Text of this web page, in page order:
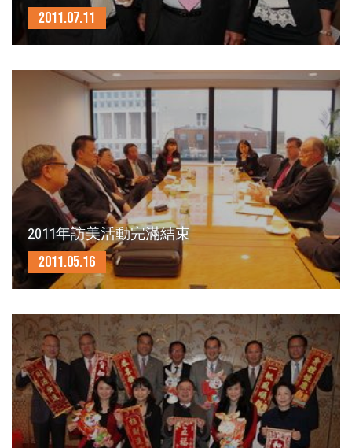
2011.07.11
2011年訪美活動完滿結束
2011.05.16